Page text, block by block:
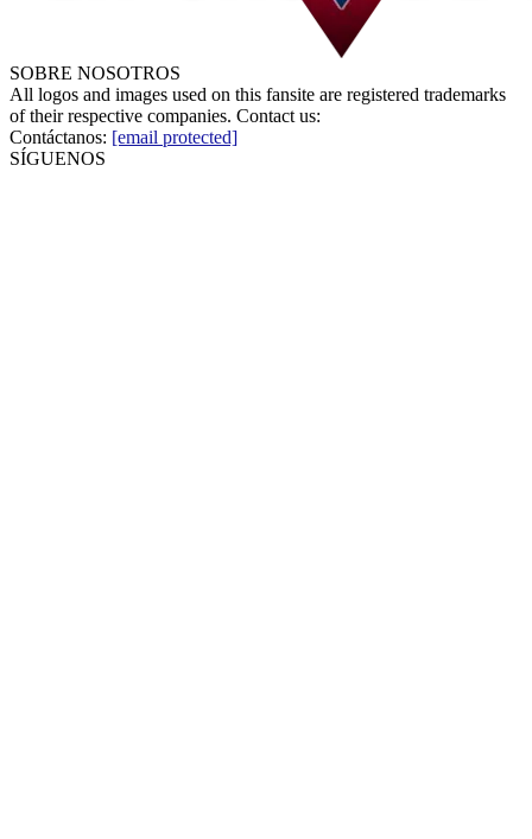
SOBRE NOSOTROS
All logos and images used on this fansite are registered trademarks
of their respective companies. Contact us:
Contáctanos: [email protected]
SÍGUENOS